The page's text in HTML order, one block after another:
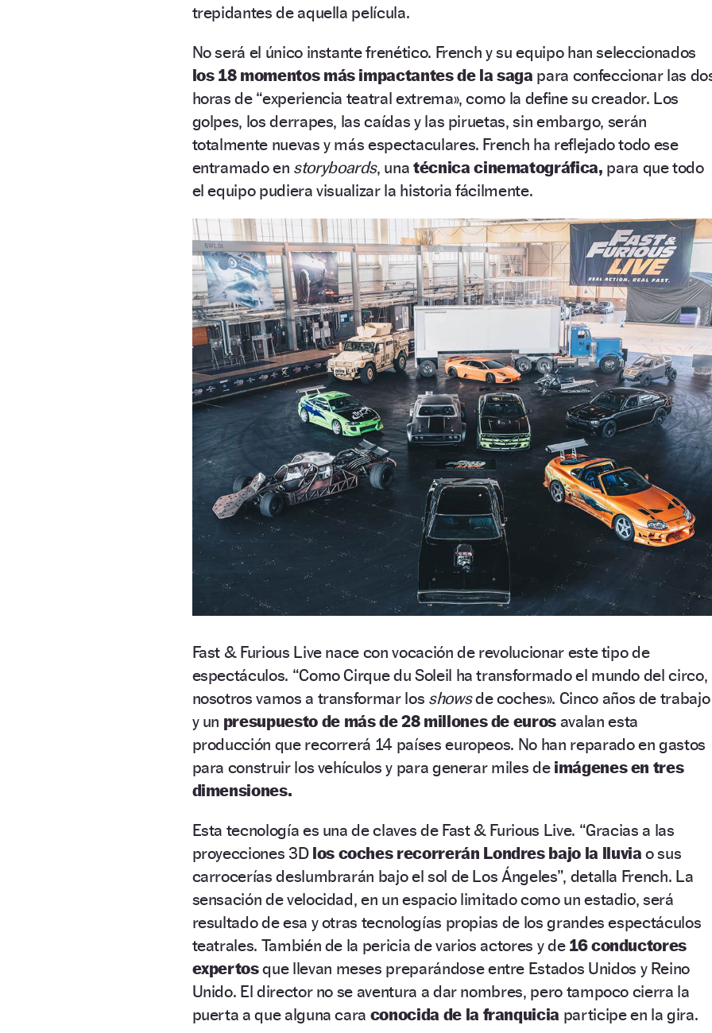
trepidantes de aquella película.
No será el único instante frenético. French y su equipo han seleccionados
los 18 momentos más impactantes de la saga para confeccionar las
horas de “experiencia teatral extrema», como la define su creador. Los
golpes, los derrapes, las caídas y las piruetas, sin embargo, serán
totalmente nuevas y más espectaculares. French ha reflejado todo ese
entramado en storyboards, una técnica cinematográfica, para que todo
el equipo pudiera visualizar la historia fácilmente.
Fast & Furious Live nace con vocación de revolucionar este tipo de
espectáculos. “Como Cirque du Soleil ha transformado el mundo del circo,
nosotros vamos a transformar los showsde coches». Cinco años de trabajo
y un presupuesto de más de 28 millones de euros avalan esta
producción que recorrerá 14 países europeos. No han reparado en gastos
para construir los vehículos y para generar miles de imágenes en tres
dimensiones.
Esta tecnología es una de claves de Fast & Furious Live. “Gracias a las
proyecciones 3D los coches recorrerán Londres bajo la lluvia o sus
carrocerías deslumbrarán bajo el sol de Los Ángeles”, detalla French. La
sensación de velocidad, en un espacio limitado como un estadio, será
resultado de esa y otras tecnologías propias de los grandes espectáculos
teatrales. También de la pericia de varios actores y de16 conductores
expertosque llevan meses preparándose entre Estados Unidos y Reino
Unido. El director no se aventura a dar nombres, pero tampoco cierra la
puerta a que alguna cara conocida de la franquicia participe en la gira.